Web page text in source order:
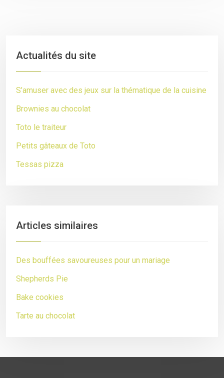
Actualités du site
S’amuser avec des jeux sur la thématique de la cuisine
Brownies au chocolat
Toto le traiteur
Petits gâteaux de Toto
Tessas pizza
Articles similaires
Des bouffées savoureuses pour un mariage
Shepherds Pie
Bake cookies
Tarte au chocolat